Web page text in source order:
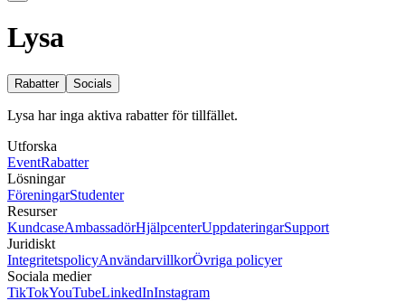
Lysa
Rabatter Socials
Lysa har inga aktiva rabatter för tillfället.
Utforska
EventRabatter
Lösningar
FöreningarStudenter
Resurser
KundcaseAmbassadörHjälpcenterUppdateringarSupport
Juridiskt
IntegritetspolicyAnvändarvillkorÖvriga policyer
Sociala medier
TikTokYouTubeLinkedInInstagram